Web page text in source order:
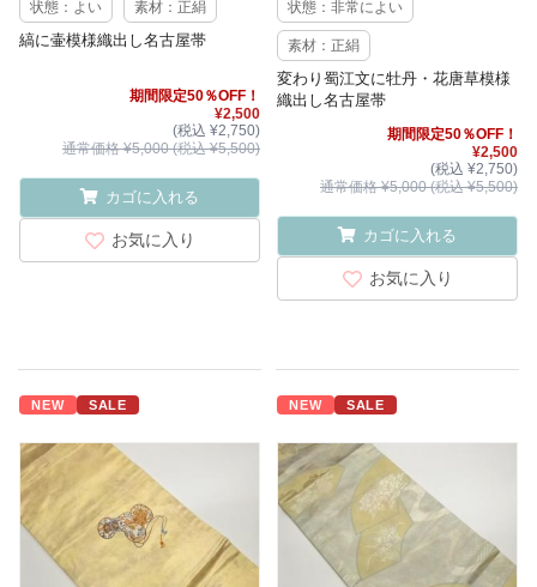
状態：よい 素材：正絹
縞に壷模様織出し名古屋帯
期間限定50％OFF！
¥2,500
(税込 ¥2,750)
通常価格 ¥5,000 (税込 ¥5,500)
カゴに入れる
お気に入り
状態：非常によい
素材：正絹
変わり蜀江文に牡丹・花唐草模様
織出し名古屋帯
期間限定50％OFF！
¥2,500
(税込 ¥2,750)
通常価格 ¥5,000 (税込 ¥5,500)
カゴに入れる
お気に入り
NEW SALE NEW SALE